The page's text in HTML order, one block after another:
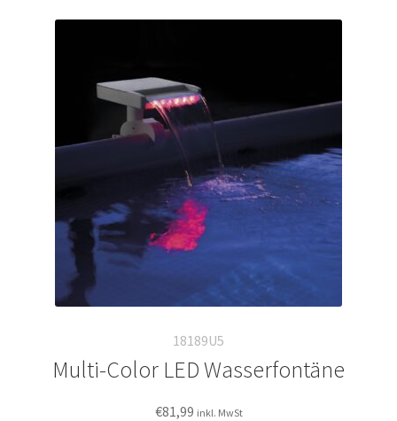
18189U5
Multi-Color LED Wasserfontäne
€81,99 inkl. MwSt